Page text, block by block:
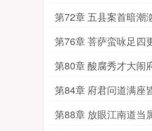
票
第72章 五县案首暗潮
第76章 菩萨蛮咏足四
第80章 酸腐秀才大闹
第84章 府君问道满座
字
第88章 放眼江南道当